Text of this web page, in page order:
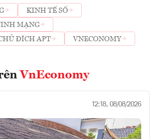
KINH TẾ SỐ
MẠNG
ĐÍCH APT
VNECONOMY
VnEconomy
12:18, 08/08/2026